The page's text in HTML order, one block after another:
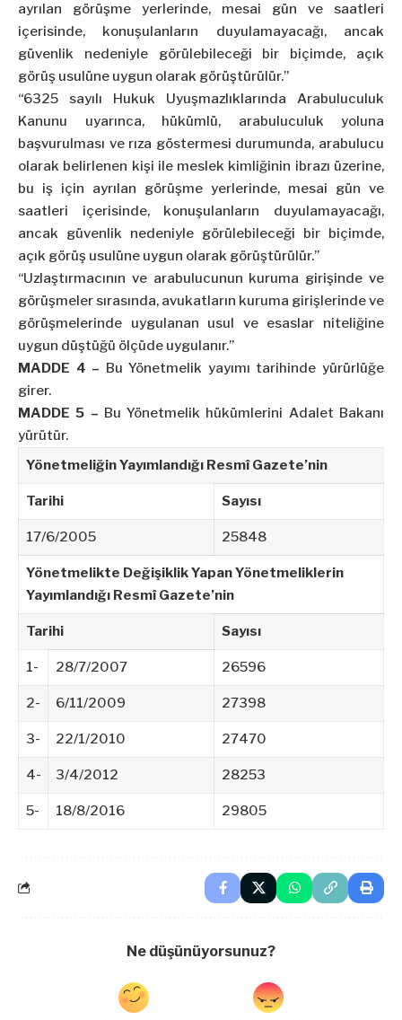
ayrılan görüşme yerlerinde, mesai gün ve saatleri
içerisinde, konuşulanların duyulamayacağı, ancak
güvenlik nedeniyle görülebileceği bir biçimde, açık
görüş usulüne uygun olarak görüştürülür.”
“6325 sayılı Hukuk Uyuşmazlıklarında Arabuluculuk
Kanunu uyarınca, hükümlü, arabuluculuk yoluna
başvurulması ve rıza göstermesi durumunda, arabulucu
olarak belirlenen kişi ile meslek kimliğinin ibrazı üzerine,
bu iş için ayrılan görüşme yerlerinde, mesai gün ve
saatleri içerisinde, konuşulanların duyulamayacağı,
ancak güvenlik nedeniyle görülebileceği bir biçimde,
açık görüş usulüne uygun olarak görüştürülür.”
“Uzlaştırmacının ve arabulucunun kuruma girişinde ve
görüşmeler sırasında, avukatların kuruma girişlerinde ve
görüşmelerinde uygulanan usul ve esaslar niteliğine
uygun düştüğü ölçüde uygulanır.”
MADDE 4 – Bu Yönetmelik yayımı tarihinde yürürlüğe
girer.
MADDE 5 – Bu Yönetmelik hükümlerini Adalet Bakanı
yürütür.
Yönetmeliğin Yayımlandığı Resmî Gazete’nin
Tarihi Sayısı
17/6/2005 25848
Yönetmelikte Değişiklik Yapan Yönetmeliklerin
Yayımlandığı Resmî Gazete’nin
Tarihi Sayısı
1- 28/7/2007 26596
2- 6/11/2009 27398
3- 22/1/2010 27470
4- 3/4/2012 28253
5- 18/8/2016 29805
Ne düşünüyorsunuz?